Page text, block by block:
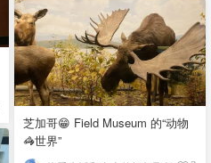
芝加哥😁 Field Museum 的“动物
🦓世界”